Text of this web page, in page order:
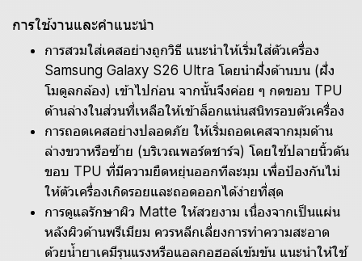
การใช้งานและคำแนะนำ
การสวมใส่เคสอย่างถูกวิธี แนะนำให้เริ่มใส่ตัวเครื่อง
Samsung Galaxy S26 Ultra โดยนำฝั่งด้านบน (ฝั่ง
โมดูลกล้อง) เข้าไปก่อน จากนั้นจึงค่อย ๆ กดขอบ TPU
ด้านล่างในส่วนที่เหลือให้เข้าล็อกแน่นสนิทรอบตัวเครื่อง
การถอดเคสอย่างปลอดภัย ให้เริ่มถอดเคสจากมุมด้าน
ล่างขวาหรือซ้าย (บริเวณพอร์ตชาร์จ) โดยใช้ปลายนิ้วดัน
ขอบ TPU ที่มีความยืดหยุ่นออกทีละมุม เพื่อป้องกันไม่
ให้ตัวเครื่องเกิดรอยและถอดออกได้ง่ายที่สุด
การดูแลรักษาผิว Matte ให้สวยงาม เนื่องจากเป็นแผ่น
หลังผิวด้านพรีเมียม ควรหลีกเลี่ยงการทำความสะอาด
ด้วยน้ำยาเคมีรุนแรงหรือแอลกอฮอล์เข้มข้น แนะนำให้ใช้